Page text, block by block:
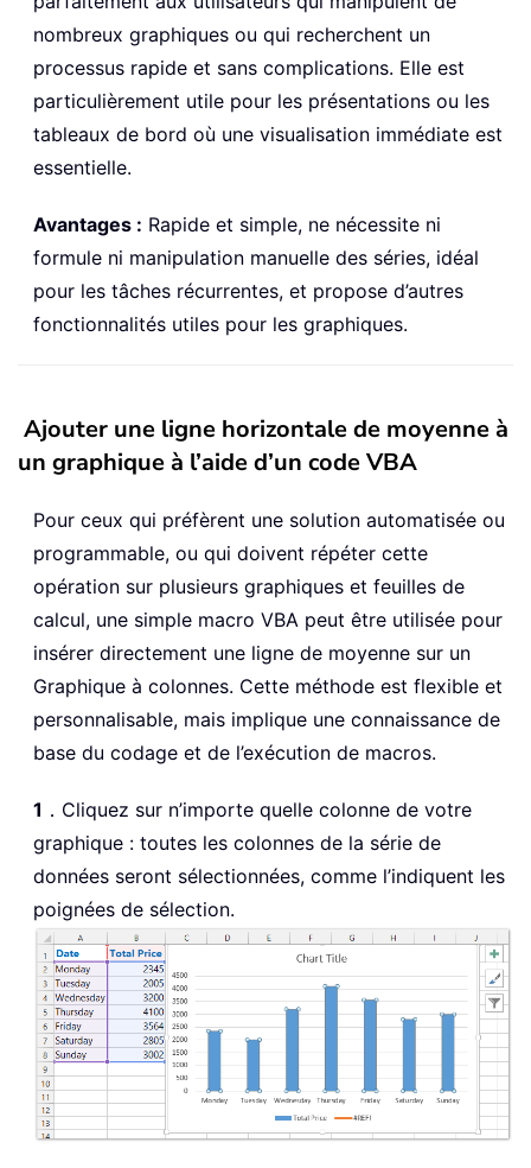
nombreux graphiques ou qui recherchent un
processus rapide et sans complications. Elle est
particulièrement utile pour les présentations ou les
tableaux de bord où une visualisation immédiate est
essentielle.
Avantages : Rapide et simple, ne nécessite ni
formule ni manipulation manuelle des séries, idéal
pour les tâches récurrentes, et propose d’autres
fonctionnalités utiles pour les graphiques.
Ajouter une ligne horizontale de moyenne à
un graphique à l’aide d’un code VBA
Pour ceux qui préfèrent une solution automatisée ou
programmable, ou qui doivent répéter cette
opération sur plusieurs graphiques et feuilles de
calcul, une simple macro VBA peut être utilisée pour
insérer directement une ligne de moyenne sur un
Graphique à colonnes. Cette méthode est flexible et
personnalisable, mais implique une connaissance de
base du codage et de l’exécution de macros.
1 ．Cliquez sur n’importe quelle colonne de votre
graphique : toutes les colonnes de la série de
données seront sélectionnées, comme l’indiquent les
poignées de sélection.